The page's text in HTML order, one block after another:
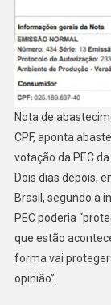
Nota de
CPF, aponta
votação da PEC
Dois dias depois,
Brasil, segundo a
PEC poderia
que estão
forma vai
opinião”.